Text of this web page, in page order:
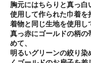
胸元にはちらりと真っ
使用して作られた巾着を
着物と同じ生地を使用し
真っ赤にゴールドの柄
めて、
明るいグリーンの絞り染